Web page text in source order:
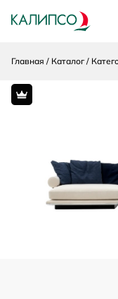
Главная Каталог
Premium